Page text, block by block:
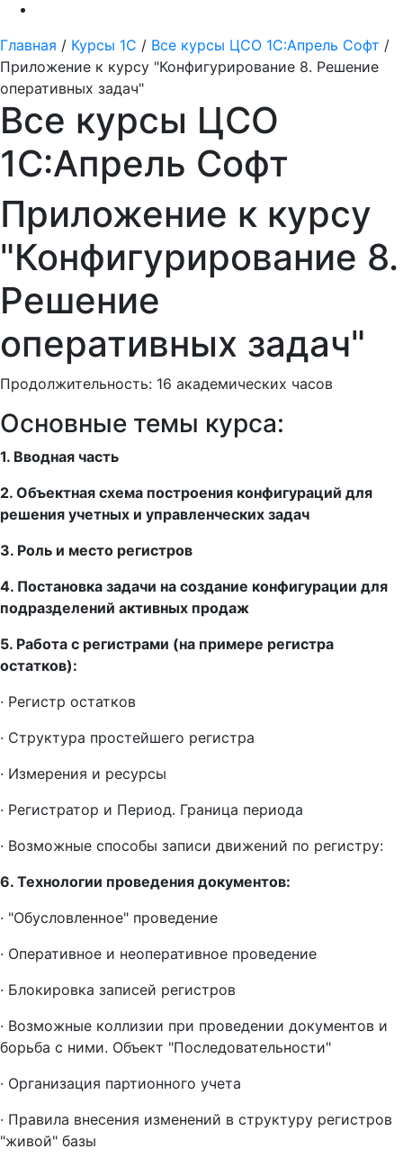
Главная / Курсы 1С / Все курсы ЦСО 1С:Апрель Софт /
Приложение к курсу "Конфигурирование 8. Решение
оперативных задач"
Все курсы ЦСО
1С:Апрель Софт
Приложение к курсу
"Конфигурирование 8.
Решение
оперативных задач"
Продолжительность: 16 академических часов
Основные темы курса:
1. Вводная часть
2. Объектная схема построения конфигураций для
решения учетных и управленческих задач
3. Роль и место регистров
4. Постановка задачи на создание конфигурации для
подразделений активных продаж
5. Работа с регистрами (на примере регистра
остатков):
· Регистр остатков
· Структура простейшего регистра
· Измерения и ресурсы
· Регистратор и Период. Граница периода
· Возможные способы записи движений по регистру:
6. Технологии проведения документов:
· "Обусловленное" проведение
· Оперативное и неоперативное проведение
· Блокировка записей регистров
· Возможные коллизии при проведении документов и
борьба с ними. Объект "Последовательности"
· Организация партионного учета
· Правила внесения изменений в структуру регистров
"живой" базы